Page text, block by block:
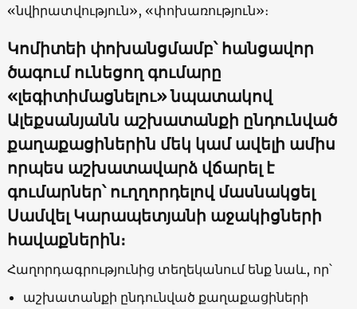
«նվիրատվություն», «փոխառություն»։
Կոմիտեի փոխանցմամբ՝ հանցավոր
ծագում ունեցող գումարը
«լեգիտիմացնելու» նպատակով
Ալեքսանյանն աշխատանքի ընդունված
քաղաքացիներին մեկ կամ ավելի ամիս
որպես աշխատավարձ վճարել է
գումարներ՝ ուղղորդելով մասնակցել
Սամվել Կարապետյանի աջակիցների
հավաքներին։
Հաղորդագրությունից տեղեկանում ենք նաև, որ՝
աշխատանքի ընդունված քաղաքացիների